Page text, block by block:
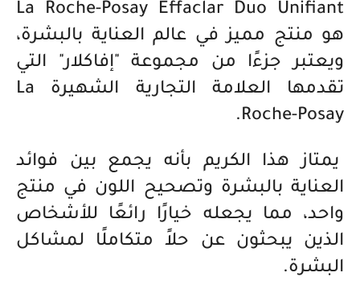
La Roche-Posay Effaclar Duo Unifiant
هو منتج مميز في عالم العناية بالبشرة،
ويعتبر جزءًا من مجموعة "إفاكلار" التي
تقدمها العلامة التجارية الشهيرة La
Roche-Posay.
يمتاز هذا الكريم بأنه يجمع بين فوائد
العناية بالبشرة وتصحيح اللون في منتج
واحد، مما يجعله خيارًا رائعًا للأشخاص
الذين يبحثون عن حلاً متكاملًا لمشاكل
البشرة.